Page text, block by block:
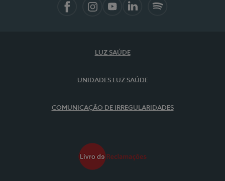
LUZ SAÚDE
UNIDADES LUZ SAÚDE
COMUNICAÇÃO DE IRREGULARIDADES